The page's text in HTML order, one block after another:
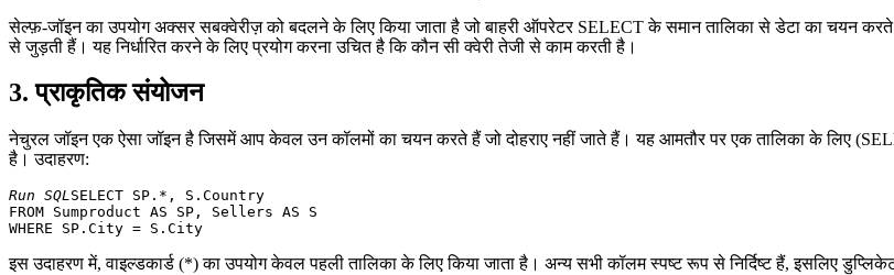
सेल्फ़-जॉइन का उपयोग अक्सर सबक्वेरीज़ को बदलने के लिए किया जाता है जो बाहरी ऑपरेटर SELECT के समान तालिका से डेटा का चयन
से जुड़ती हैं। यह निर्धारित करने के लिए प्रयोग करना उचित है कि कौन सी क्वेरी तेजी से काम करती है।
3. प्राकृतिक संयोजन
नेचुरल जॉइन एक ऐसा जॉइन है जिसमें आप केवल उन कॉलमों का चयन करते हैं जो दोहराए नहीं जाते हैं। यह आमतौर पर एक तालिका के लिए
है। उदाहरण:
Run SQLSELECT SP.*, S.Country
FROM Sumproduct AS SP, Sellers AS S
इस उदाहरण में, वाइल्डकार्ड (*) का उपयोग केवल पहली तालिका के लिए किया जाता है। अन्य सभी कॉलम स्पष्ट रूप से निर्दिष्ट हैं, इसलिए